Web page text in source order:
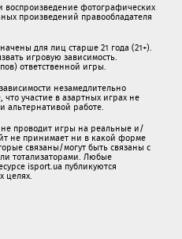
фотографических
произведений правообладателя
для лиц старше 21 года (21+).
игровую зависимость.
ответственной игры.
незамедлительно
что участие в азартных играх не
альтернативой работе.
проводит игры на реальные и/
не принимает ни в какой форме
связаны/могут быть связаны c
тотализаторами. Любые
isport.ua публикуютcя
целях.